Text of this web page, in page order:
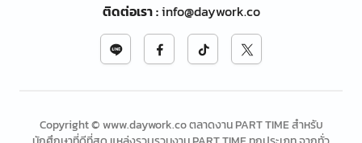
ติดต่อเรา:info@daywork.co
Copyright © www.daywork.co ตลาดงาน PART TIME สำหรับ